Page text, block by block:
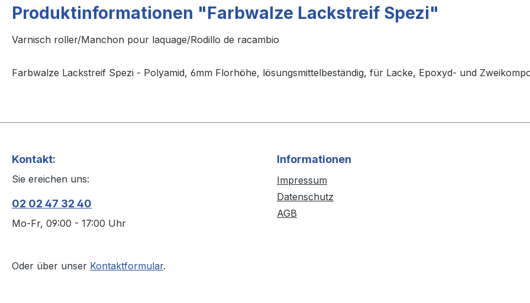
Produktinformationen "Farbwalze Lackstreif Spezi"
Varnisch roller/Manchon pour laquage/Rodillo de racambio
Farbwalze Lackstreif Spezi - Polyamid, 6mm Florhöhe, lösungsmittelbeständig, für Lacke, Epoxyd- und
Kontakt:
Sie ereichen uns:
02 02 47 32 40
Mo-Fr, 09:00 - 17:00 Uhr
Oder über unser Kontaktformular.
Informationen
Impressum
Datenschutz
AGB